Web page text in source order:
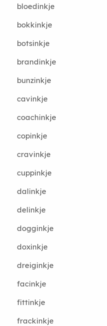
bloedinkje
bokkinkje
botsinkje
brandinkje
bunzinkje
cavinkje
coachinkje
copinkje
cravinkje
cuppinkje
dalinkje
delinkje
dogginkje
doxinkje
dreiginkje
facinkje
fittinkje
frackinkje